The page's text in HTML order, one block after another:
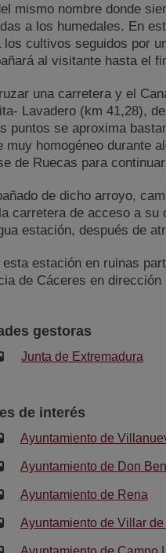
mismo nombre donde
a los humedales. En
los cultivos seguidos por
al visitante hasta el
una carretera y el
Lavadero (km 41,28),
puntos se aproxima
muy homogéneo durante
de Ruecas para
de dicho arroyo,
carretera de acceso a su
estación, después de
esta estación en ruinas
de Cáceres en dirección
gestoras
Junta de Extremadura
de interés
Ayuntamiento de
Ayuntamiento de Don
Ayuntamiento de Rena
Ayuntamiento de Villar de